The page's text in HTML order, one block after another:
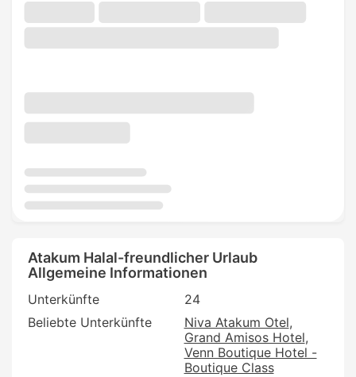
Atakum Halal-freundlicher Urlaub
Allgemeine Informationen
Unterkünfte
24
Beliebte Unterkünfte
Niva Atakum Otel
Grand Amisos Hotel
Venn Boutique Hotel -
Boutique Class